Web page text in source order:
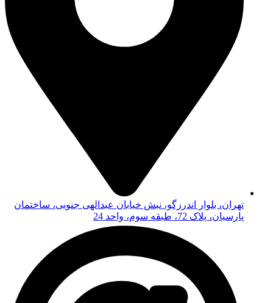
تهران، بلوار اندرزگو، نبش خیابان عبدالهی جنوبی، ساختمان
پارسیان، پلاک 72، طبقه سوم، واحد 24